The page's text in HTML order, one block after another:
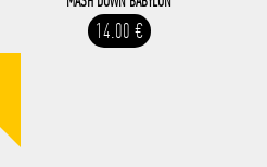
14.00 €